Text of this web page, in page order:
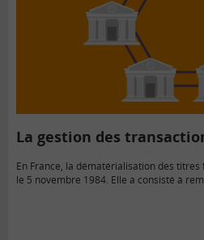
La gestion des
En France, la dématérialisation des
le 5 novembre 1984. Elle a consisté à